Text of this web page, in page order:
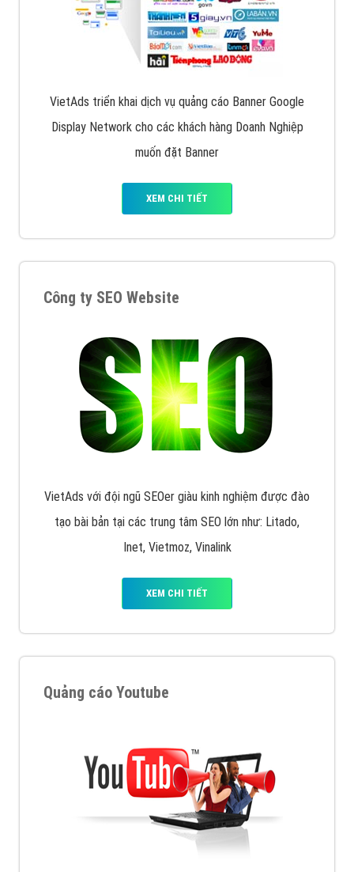
VietAds triển khai dịch vụ quảng cáo Banner Google
Display Network cho các khách hàng Doanh Nghiệp
muốn đặt Banner
XEM CHI TIẾT
Công ty SEO Website
VietAds với đội ngũ SEOer giàu kinh nghiệm được đào
tạo bài bản tại các trung tâm SEO lớn như: Litado,
Inet, Vietmoz, Vinalink
XEM CHI TIẾT
Quảng cáo Youtube